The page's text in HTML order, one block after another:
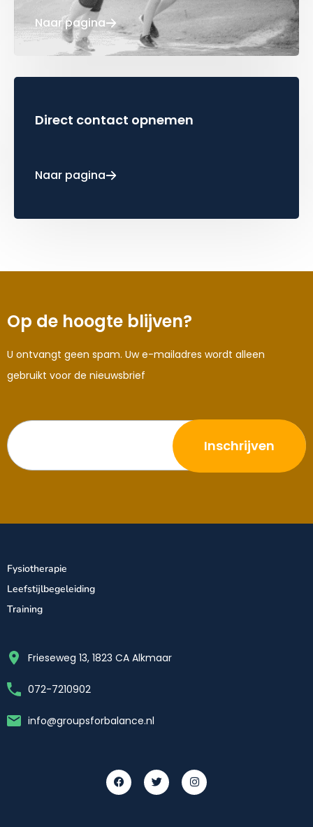
Naar pagina
Direct contact opnemen
Naar pagina
Op de hoogte blijven?
U ontvangt geen spam. Uw e-mailadres wordt alleen
gebruikt voor de nieuwsbrief
Fysiotherapie
Leefstijlbegeleiding
Training
Frieseweg 13, 1823 CA Alkmaar
072-7210902
info@groupsforbalance.nl